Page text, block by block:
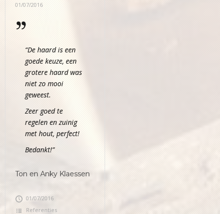
01/07/2016
“De haard is een
goede keuze, een
grotere haard was
niet zo mooi
geweest.
Zeer goed te
regelen en zuinig
met hout, perfect!
Bedankt!”
Ton en Anky Klaessen
01/07/2016
Referenties